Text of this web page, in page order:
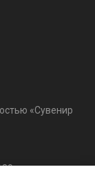
«Сувенир